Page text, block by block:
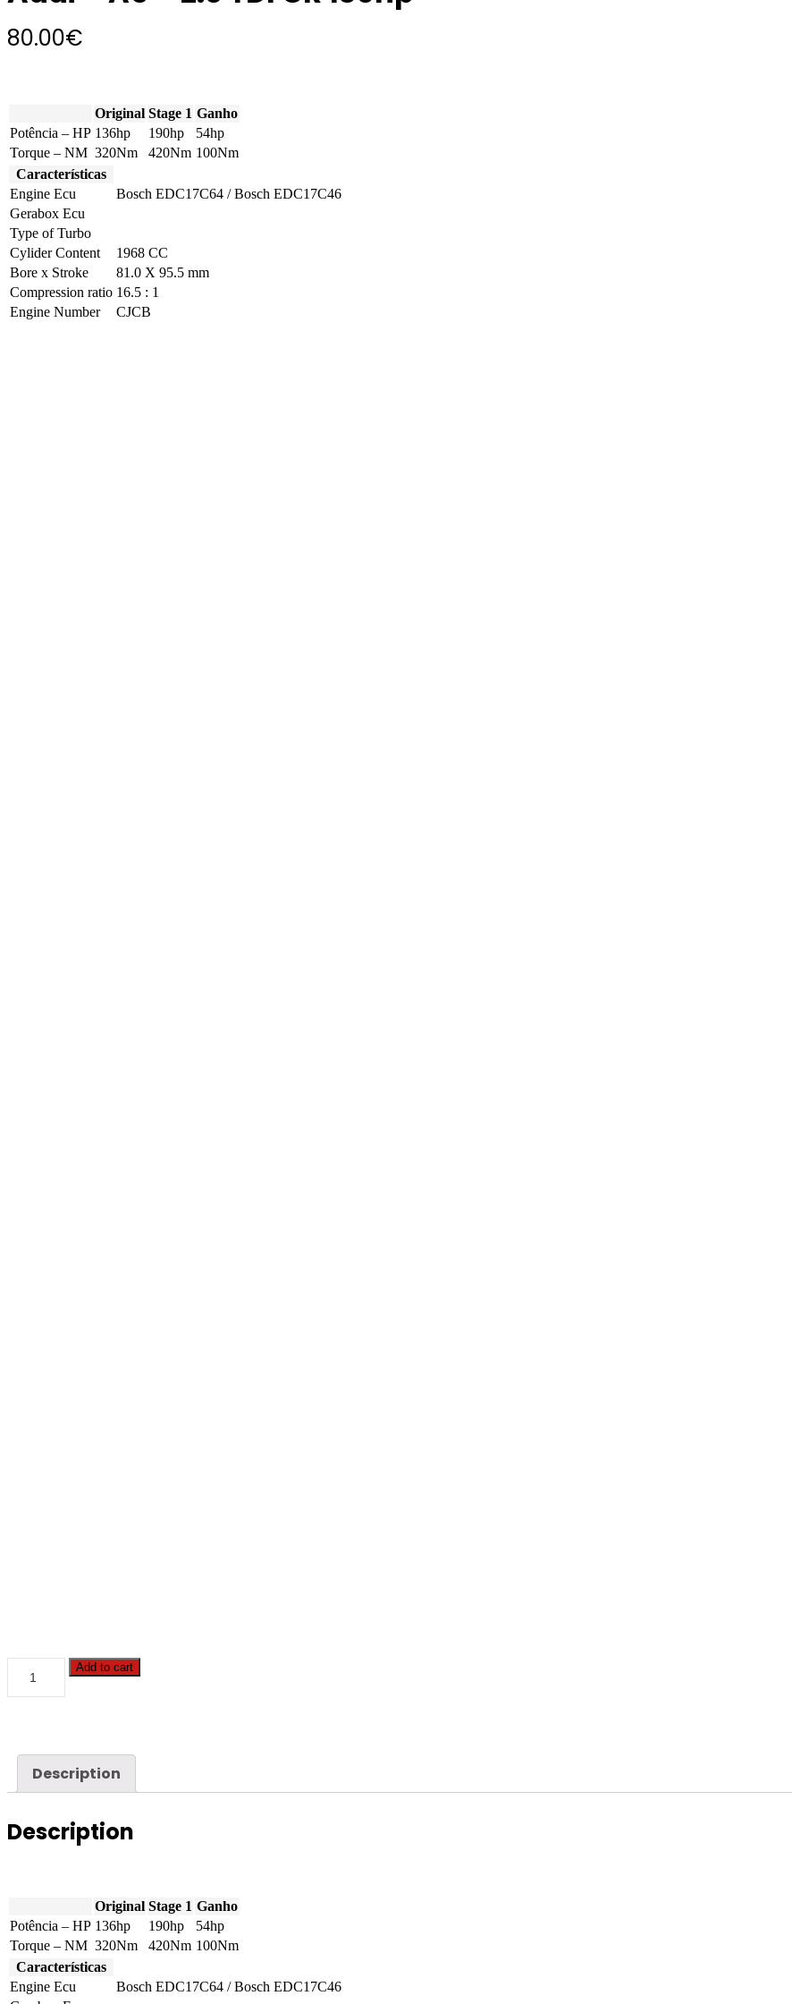
80.00€
Original Stage 1 Ganho
Potência – HP 136hp 190hp
54hp
Torque – NM 320Nm 420Nm 100Nm
Características
Engine Ecu
Bosch EDC17C64 / Bosch EDC17C46
Gerabox Ecu
Type of Turbo
Cylider Content
1968 CC
Bore x Stroke
81.0 X 95.5 mm
Compression ratio 16.5 : 1
Engine Number
CJCB
A5
CR
136hp
quantity
Add to cart
Description
Description
Original Stage 1 Ganho
Potência – HP 136hp 190hp
54hp
Torque – NM 320Nm 420Nm 100Nm
Características
Engine Ecu
Bosch EDC17C64 / Bosch EDC17C46